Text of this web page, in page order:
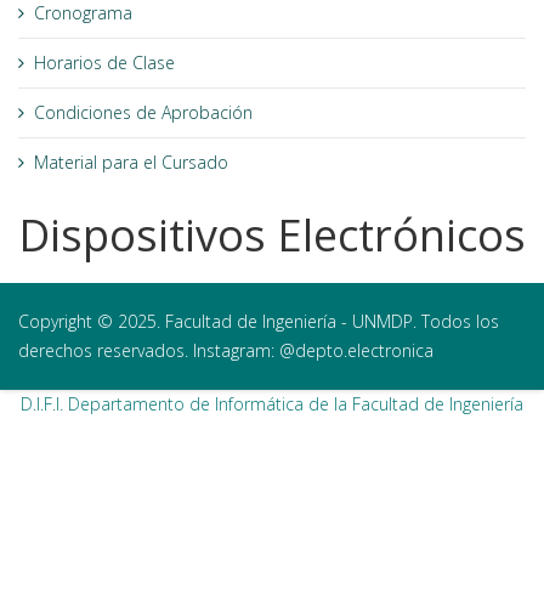
Cronograma
Horarios de Clase
Condiciones de Aprobación
Material para el Cursado
Dispositivos Electrónicos
Copyright © 2025. Facultad de Ingeniería - UNMDP. Todos los
derechos reservados. Instagram: @depto.electronica
D.I.F.I. Departamento de Informática de la Facultad de Ingeniería